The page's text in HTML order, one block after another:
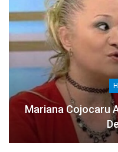
Mariana Cojocaru